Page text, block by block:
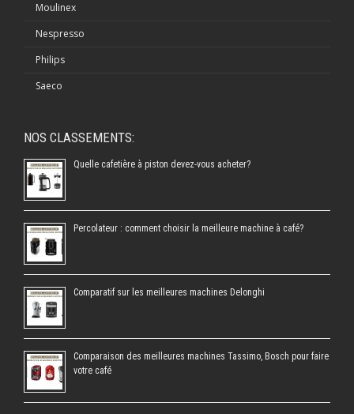
Moulinex
Nespresso
Philips
Saeco
NOS CLASSEMENTS:
Quelle cafetière à piston devez-vous acheter?
Percolateur : comment choisir la meilleure machine à café?
Comparatif sur les meilleures machines Delonghi
Comparaison des meilleures machines Tassimo, Bosch pour faire
votre café